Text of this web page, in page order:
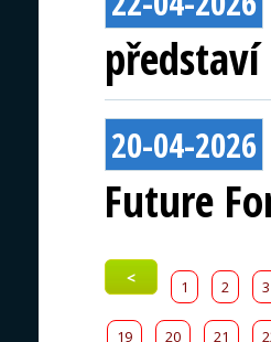
představí
20-04-2026
Future
< 1 2 3
19 20 21